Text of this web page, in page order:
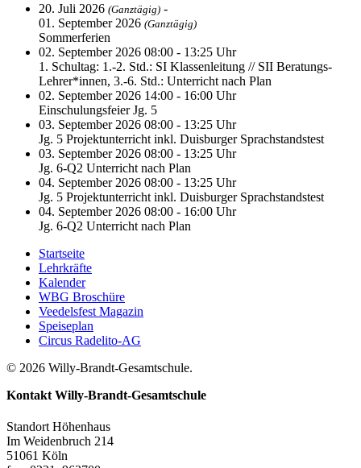
20. Juli 2026 (Ganztägig) -
01. September 2026 (Ganztägig)
Sommerferien
02. September 2026 08:00 - 13:25 Uhr
1. Schultag: 1.-2. Std.: SI Klassenleitung // SII Beratungs-
Lehrer*innen, 3.-6. Std.: Unterricht nach Plan
02. September 2026 14:00 - 16:00 Uhr
Einschulungsfeier Jg. 5
03. September 2026 08:00 - 13:25 Uhr
Jg. 5 Projektunterricht inkl. Duisburger Sprachstandstest
03. September 2026 08:00 - 13:25 Uhr
Jg. 6-Q2 Unterricht nach Plan
04. September 2026 08:00 - 13:25 Uhr
Jg. 5 Projektunterricht inkl. Duisburger Sprachstandstest
04. September 2026 08:00 - 16:00 Uhr
Jg. 6-Q2 Unterricht nach Plan
Startseite
Lehrkräfte
Kalender
WBG Broschüre
Veedelsfest Magazin
Speiseplan
Circus Radelito-AG
© 2026 Willy-Brandt-Gesamtschule.
Kontakt Willy-Brandt-Gesamtschule
Standort Höhenhaus
Im Weidenbruch 214
51061 Köln